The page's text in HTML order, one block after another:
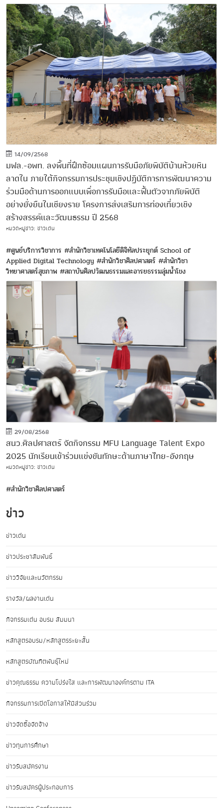
14/09/2568
มฟล.-อพท. ลงพื้นที่ฝึกซ้อมแผนการรับมือภัยพิบัติบ้านห้วยหิน
ลาดใน ภายใต้กิจกรรมการประชุมเชิงปฏิบัติการการพัฒนาความ
ร่วมมือด้านการออกแบบเพื่อการรับมือและฟื้นตัวจากภัยพิบัติ
อย่างยั่งยืนในเชียงราย โครงการส่งเสริมการท่องเที่ยวเชิง
สร้างสรรค์และวัฒนธรรม ปี 2568
หมวดหมู่ข่าว: ข่าวเด่น
#ศูนย์บริการวิชาการ #สำนักวิชาเทคโนโลยีดิจิทัลประยุกต์ School of
Applied Digital Technology #สำนักวิชาศิลปศาสตร์ #สำนักวิชา
วิทยาศาสตร์สุขภาพ #สถาบันศิลปวัฒนธรรมและอารยธรรมลุ่มน้ำโขง
29/08/2568
สนว.ศิลปศาสตร์ จัดกิจกรรม MFU Language Talent Expo
2025 นักเรียนเข้าร่วมแข่งขันทักษะด้านภาษาไทย-อังกฤษ
หมวดหมู่ข่าว: ข่าวเด่น
#สำนักวิชาศิลปศาสตร์
ข่าว
ข่าวเด่น
ข่าวประชาสัมพันธ์
ข่าววิจัยและนวัตกรรม
รางวัล/ผลงานเด่น
กิจกรรมเด่น อบรม สัมมนา
หลักสูตรอบรม/หลักสูตรระยะสั้น
หลักสูตรบัณฑิตพันธุ์ใหม่
ข่าวคุณธรรม ความโปร่งใส และการพัฒนาองค์กรตาม ITA
กิจกรรมการเปิดโอกาสให้มีส่วนร่วม
ข่าวจัดซื้อจัดจ้าง
ข่าวทุนการศึกษา
ข่าวรับสมัครงาน
ข่าวรับสมัครผู้ประกอบการ